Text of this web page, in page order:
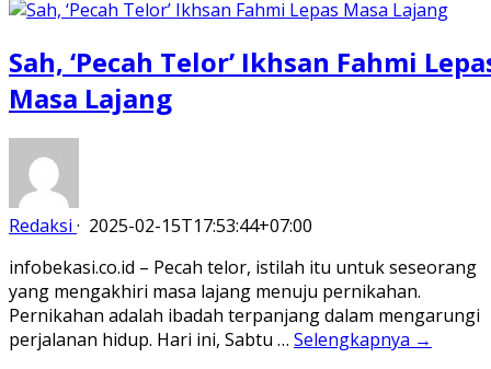
Sah, ‘Pecah Telor’ Ikhsan Fahmi
Masa Lajang
Redaksi · 2025-02-15T17:53:44+07:00
infobekasi.co.id – Pecah telor, istilah itu untuk seseorang
yang mengakhiri masa lajang menuju pernikahan.
Pernikahan adalah ibadah terpanjang dalam mengarungi
perjalanan hidup. Hari ini, Sabtu … Selengkapnya →